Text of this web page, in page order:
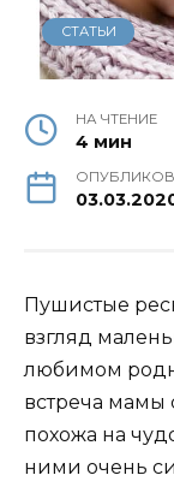
СТАТЬИ
НА ЧТЕНИЕ
4 мин
Пушистые
взгляд
любимом
встреча мамы
похожа на
ними очень